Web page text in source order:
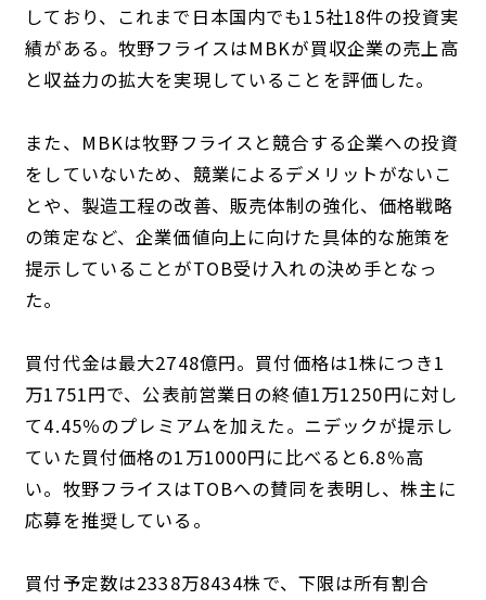
しており、これまで日本国内でも15社18件の投資実
績がある。牧野フライスはMBKが買収企業の売上高
と収益力の拡大を実現していることを評価した。
また、MBKは牧野フライスと競合する企業への投資
をしていないため、競業によるデメリットがないこ
とや、製造工程の改善、販売体制の強化、価格戦略
の策定など、企業価値向上に向けた具体的な施策を
提示していることがTOB受け入れの決め手となっ
た。
買付代金は最大2748億円。買付価格は1株につき1
万1751円で、公表前営業日の終値1万1250円に対し
て4.45％のプレミアムを加えた。ニデックが提示し
ていた買付価格の1万1000円に比べると6.8％高
い。牧野フライスはTOBへの賛同を表明し、株主に
応募を推奨している。
買付予定数は2338万8434株で、下限は所有割合